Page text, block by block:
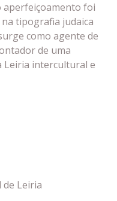
aperfeiçoamento foi
tipografia judaica
como agente de
de uma
Leiria intercultural e
Leiria